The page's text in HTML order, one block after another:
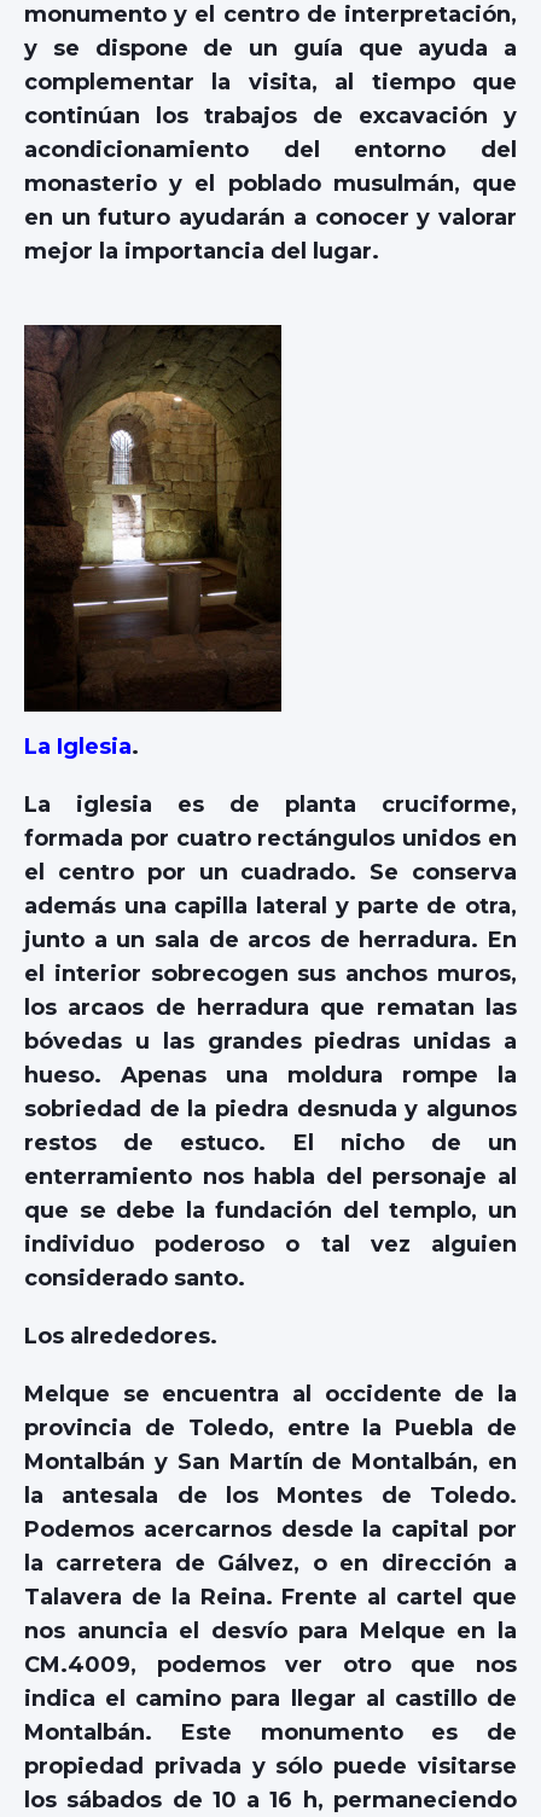
monumento y el centro de interpretación,
y se dispone de un guía que ayuda a
complementar la visita, al tiempo que
continúan los trabajos de excavación y
acondicionamiento del entorno del
monasterio y el poblado musulmán, que
en un futuro ayudarán a conocer y valorar
mejor la importancia del lugar.
La Iglesia.
La iglesia es de planta cruciforme,
formada por cuatro rectángulos unidos en
el centro por un cuadrado. Se conserva
además una capilla lateral y parte de otra,
junto a un sala de arcos de herradura. En
el interior sobrecogen sus anchos muros,
los arcaos de herradura que rematan las
bóvedas u las grandes piedras unidas a
hueso. Apenas una moldura rompe la
sobriedad de la piedra desnuda y algunos
restos de estuco. El nicho de un
enterramiento nos habla del personaje al
que se debe la fundación del templo, un
individuo poderoso o tal vez alguien
considerado santo.
Los alrededores.
Melque se encuentra al occidente de la
provincia de Toledo, entre la Puebla de
Montalbán y San Martín de Montalbán, en
la antesala de los Montes de Toledo.
Podemos acercarnos desde la capital por
la carretera de Gálvez, o en dirección a
Talavera de la Reina. Frente al cartel que
nos anuncia el desvío para Melque en la
CM.4009, podemos ver otro que nos
indica el camino para llegar al castillo de
Montalbán. Este monumento es de
propiedad privada y sólo puede visitarse
los sábados de 10 a 16 h, permaneciendo